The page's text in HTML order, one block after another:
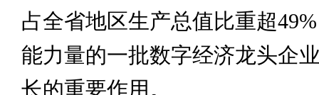
占全省地区生产总值比重超
能力量的一批数字经济龙头企
长的重要作用。